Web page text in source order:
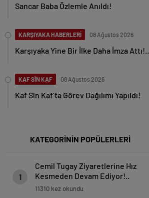
Sancar Baba Özlemle Anıldı!
KARŞIYAKA HABERLERİ 08 Ağustos 2026
Karşıyaka Yine Bir İlke Daha İmza Attı!..
KAF SİN KAF 08 Ağustos 2026
Kaf Sin Kaf’ta Görev Dağılımı Yapıldı!
KATEGORİNİN POPÜLERLERİ
1
Cemil Tugay Ziyaretlerine Hız
Kesmeden Devam Ediyor!..
11310 kez okundu